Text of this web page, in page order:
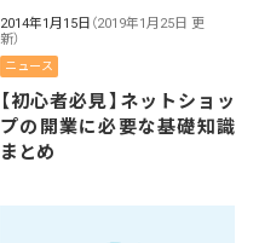
2014年1月15日 （2019年1月25日 更
新）
ニュース
【初心者必見】ネットショッ
プの開業に必要な基礎知識
まとめ